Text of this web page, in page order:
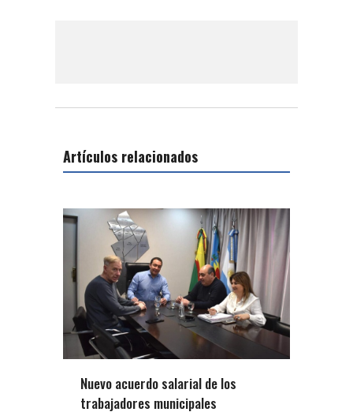
Artículos relacionados
Nuevo acuerdo salarial de los
trabajadores municipales